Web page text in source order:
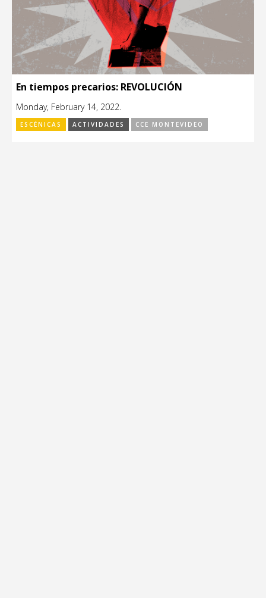
En tiempos precarios: REVOLUCIÓN
Monday, February 14, 2022.
ESCÉNICAS ACTIVIDADES CCE MONTEVIDEO